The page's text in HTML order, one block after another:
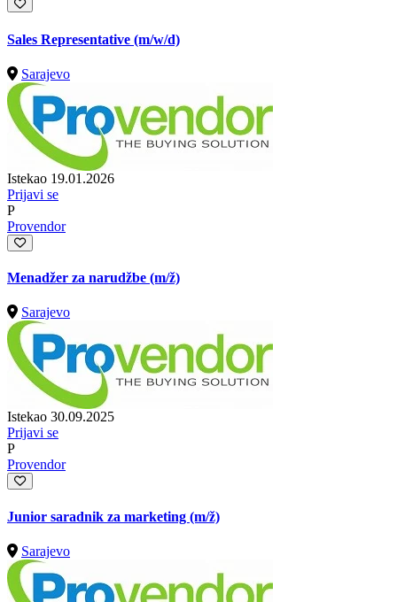
Sales Representative (m/w/d)
Sarajevo
Istekao 19.01.2026
Prijavi se
P
Provendor
Menadžer za narudžbe (m/ž)
Sarajevo
Istekao 30.09.2025
Prijavi se
P
Provendor
Junior saradnik za marketing (m/ž)
Sarajevo